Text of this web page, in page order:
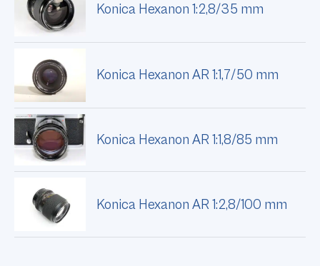
Konica Hexanon 1:2,8/35 mm
Konica Hexanon AR 1:1,7/50 mm
Konica Hexanon AR 1:1,8/85 mm
Konica Hexanon AR 1:2,8/100 mm